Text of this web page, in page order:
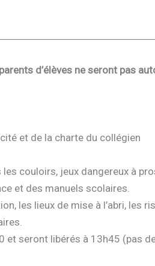
d’élèves ne seront pas
et de la charte du collégien
couloirs, jeux dangereux à
et des manuels scolaires.
les lieux de mise à l’abri, les
seront libérés à 13h45 (pas